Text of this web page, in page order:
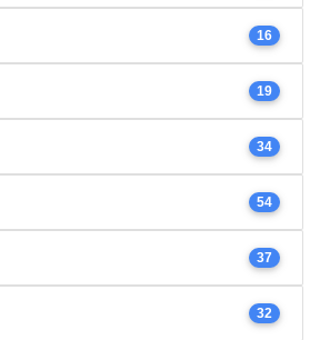
16
19
34
54
37
32